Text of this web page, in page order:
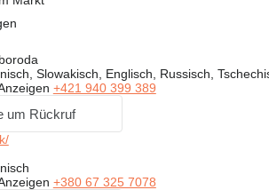
Slowakisch, Englisch, Russisch,
+421 940 399 389
um Rückruf
+380 67 325 7078